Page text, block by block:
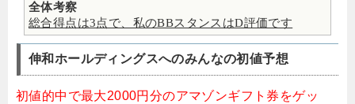
全体考察
総合得点は3点で、私のBBスタンスはD評価です
伸和ホールディングスへのみんなの初値予想
初値的中で最大2000円分のアマゾンギフト券をゲッ